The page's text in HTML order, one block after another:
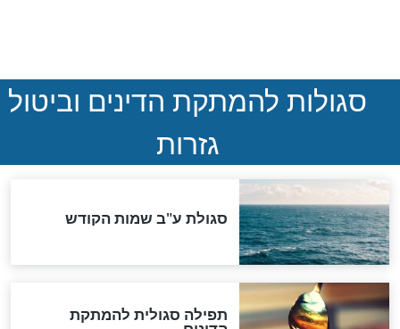
ההסכם החשאי של טראמפ
ואיראן: בלי שקיפות ועם הרבה
סימני שאלה
המסמך האבוד שנחשף
במרתפי מוסקבה: כתב היד
הנדיר של הרשב"ם התגלה